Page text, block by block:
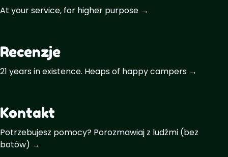
At your service, for higher purpose →
Recenzje
21 years in existence. Heaps of happy campers →
Kontakt
Potrzebujesz pomocy? Porozmawiaj z ludźmi (bez
botów) →